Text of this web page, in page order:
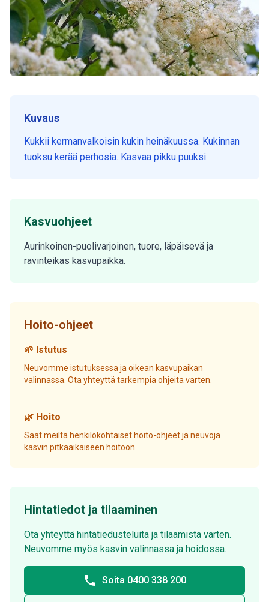
Kuvaus
Kukkii kermanvalkoisin kukin heinäkuussa. Kukinnan
tuoksu kerää perhosia. Kasvaa pikku puuksi.
Kasvuohjeet
Aurinkoinen-puolivarjoinen, tuore, läpäisevä ja
ravinteikas kasvupaikka.
Hoito-ohjeet
🌱 Istutus
Neuvomme istutuksessa ja oikean kasvupaikan
valinnassa. Ota yhteyttä tarkempia ohjeita varten.
🌿 Hoito
Saat meiltä henkilökohtaiset hoito-ohjeet ja neuvoja
kasvin pitkäaikaiseen hoitoon.
Hintatiedot ja tilaaminen
Ota yhteyttä hintatiedusteluita ja tilaamista varten.
Neuvomme myös kasvin valinnassa ja hoidossa.
phone Soita 0400 338 200